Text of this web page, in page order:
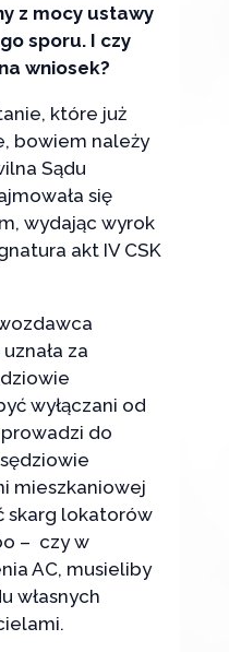
z mocy ustawy
sporu. I czy
wniosek?
które już
bowiem należy
Sądu
się
wydając wyrok
akt IV CSK
za
wyłączani od
do
mieszkaniowej
skarg lokatorów
– czy w
AC, musieliby
własnych